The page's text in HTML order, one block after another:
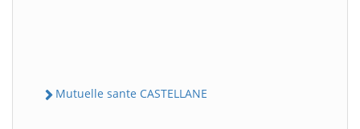
Mutuelle sante CASTELLANE